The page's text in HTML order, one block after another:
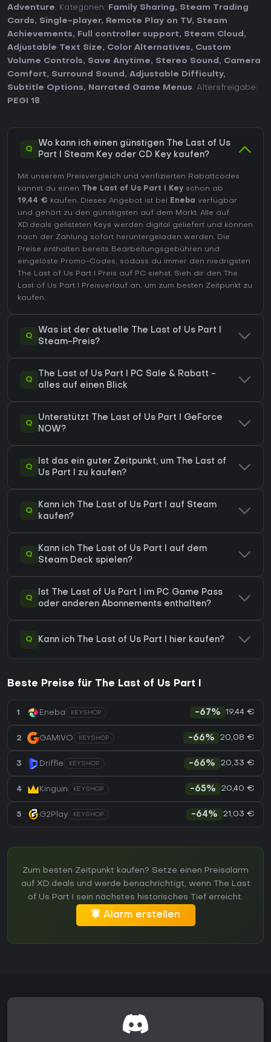
Adventure. Kategorien: Family Sharing, Steam Trading
Cards, Single-player, Remote Play on TV, Steam
Achievements, Full controller support, Steam Cloud ,
Adjustable Text Size, Color Alternatives, Custom
Volume Controls, Save Anytime, Stereo Sound , Camera
Comfort, Surround Sound , Adjustable Difficulty,
Subtitle Options, Narrated Game Menus. Altersfreigabe:
PEGI 18.
Q
Wo kann ich einen günstigen The Last of Us
Part I Steam Key oder CD Key kaufen?
Mit unserem Preisvergleich und verifizierten Rabattcodes
kannst du einen
The Last of Us Part I Key schon ab
19,44 € kaufen. Dieses Angebot ist bei Eneba verfügbar
und gehört zu den günstigsten auf dem Markt. Alle auf
XD.deals gelisteten Keys werden digital geliefert und können
nach der Zahlung sofort heruntergeladen werden. Die
Preise enthalten bereits Bearbeitungsgebühren und
eingelöste Promo-Codes, sodass du immer den niedrigsten
The Last of Us Part I Preis auf PC siehst. Sieh dir den
The
Last of Us Part I Preisverlauf an, um zum besten Zeitpunkt zu
kaufen.
Q
Was ist der aktuelle The Last of Us Part I
Steam-Preis?
Q
The Last of Us Part I PC Sale & Rabatt -
alles auf einen Blick
Q
Unterstützt The Last of Us Part I GeForce
NOW?
Q
Ist das ein guter Zeitpunkt, um The Last of
Us Part I zu kaufen?
Q
Kann ich The Last of Us Part I auf Steam
kaufen?
Q
Kann ich The Last of Us Part I auf dem
Steam Deck spielen?
Q
Ist The Last of Us Part I im PC Game Pass
oder anderen Abonnements enthalten?
Q Kann ich The Last of Us Part I hier kaufen?
Beste Preise für The Last of Us Part I
1 Eneba KEYSHOP -67% 19,44 €
2 GAMIVO KEYSHOP -66% 20,08 €
3 Driffle KEYSHOP -66% 20,33 €
4 Kinguin KEYSHOP -65% 20,40 €
5 G2Play KEYSHOP -64% 21,03 €
Zum besten Zeitpunkt kaufen? Setze einen Preisalarm
auf XD.deals und werde benachrichtigt, wenn The Last
of Us Part I sein nächstes historisches Tief erreicht.
Alarm erstellen